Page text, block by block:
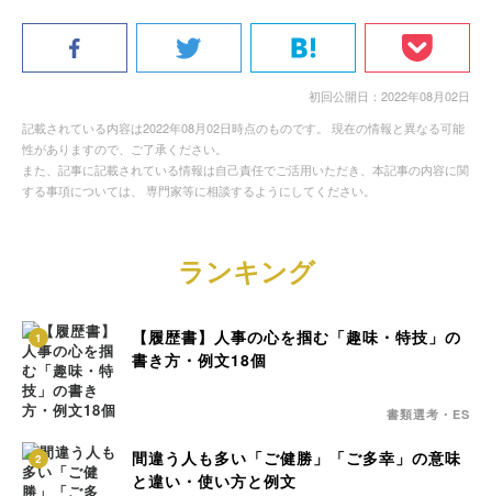
初回公開日：2022年08月02日
記載されている内容は2022年08月02日時点のものです。 現在の情報と異なる可能
性がありますので、ご了承ください。
また、記事に記載されている情報は自己責任でご活用いただき、本記事の内容に関
する事項については、 専門家等に相談するようにしてください。
ランキング
1
【履歴書】人事の心を掴む「趣味・特技」の
書き方・例文18個
書類選考・ES
2
間違う人も多い「ご健勝」「ご多幸」の意味
と違い・使い方と例文